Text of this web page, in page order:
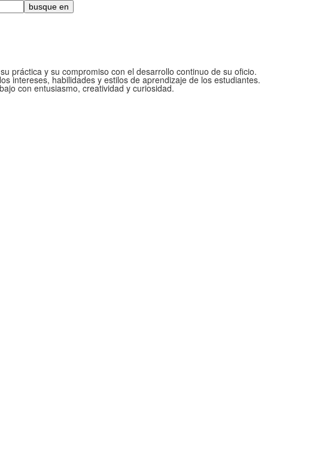
práctica y su compromiso con el desarrollo continuo de su oficio.
intereses, habilidades y estilos de aprendizaje de los estudiantes.
con entusiasmo, creatividad y curiosidad.